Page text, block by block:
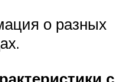
о разных